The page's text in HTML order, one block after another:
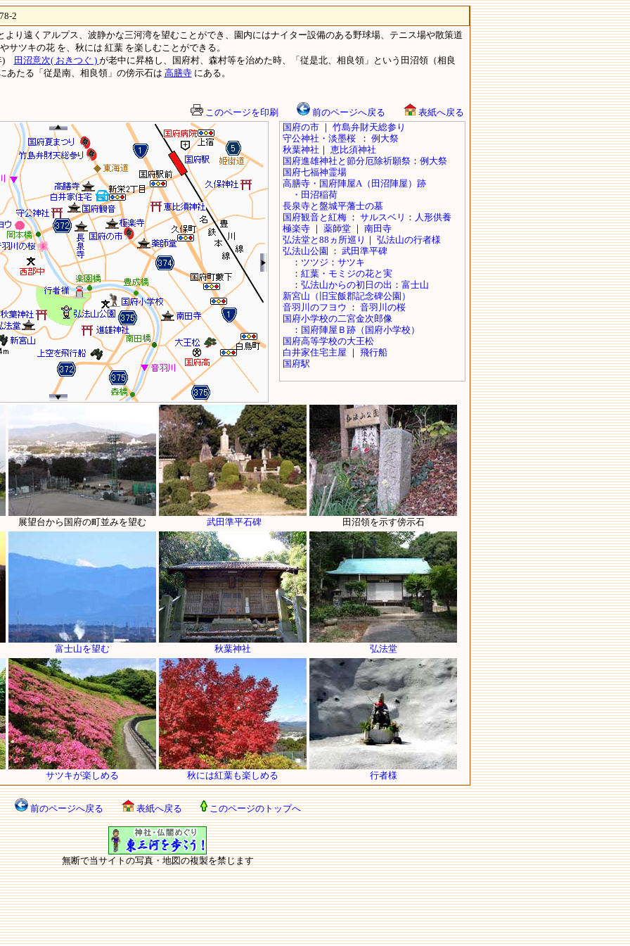
2
より遠くアルプス、波静かな三河湾を望むことができ、園内にはナイター設備のある野球場、テニス場や散策道
サツキの花 を、秋には 紅葉 を楽しむことができる。
)
田沼意次( おきつぐ ) が老中に昇格し、国府村、森村等を治めた時、「従是北、相良領」という田沼領（相良
あたる「従是南、相良領」の傍示石は 高膳寺にある。
このページを印刷 前のページへ戻る 表紙へ戻る
展望台から国府の町並みを望む 武田準平石碑 田沼領を示す傍示石
富士山を望む 秋葉神社 弘法堂
サツキが楽しめる 秋には紅葉も楽しめる 行者様
前のページへ戻る 表紙へ戻る このページのトップへ
無断で当サイトの写真・地図の複製を禁じます